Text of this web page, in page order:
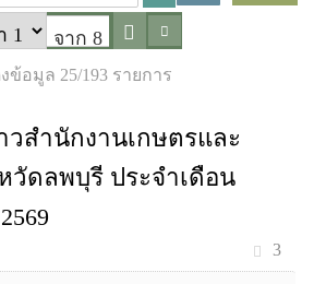
จาก 8
ข้อมูล 25/193 รายการ
สำนักงานเกษตรและ
ดลพบุรี ประจำเดือน
3